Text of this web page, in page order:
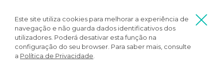
Este site utiliza cookies para melhorar a experiência de
navegação e não guarda dados identificativos dos
utilizadores. Poderá desativar esta função na
configuração do seu browser. Para saber mais, consulte
a Política de Privacidade